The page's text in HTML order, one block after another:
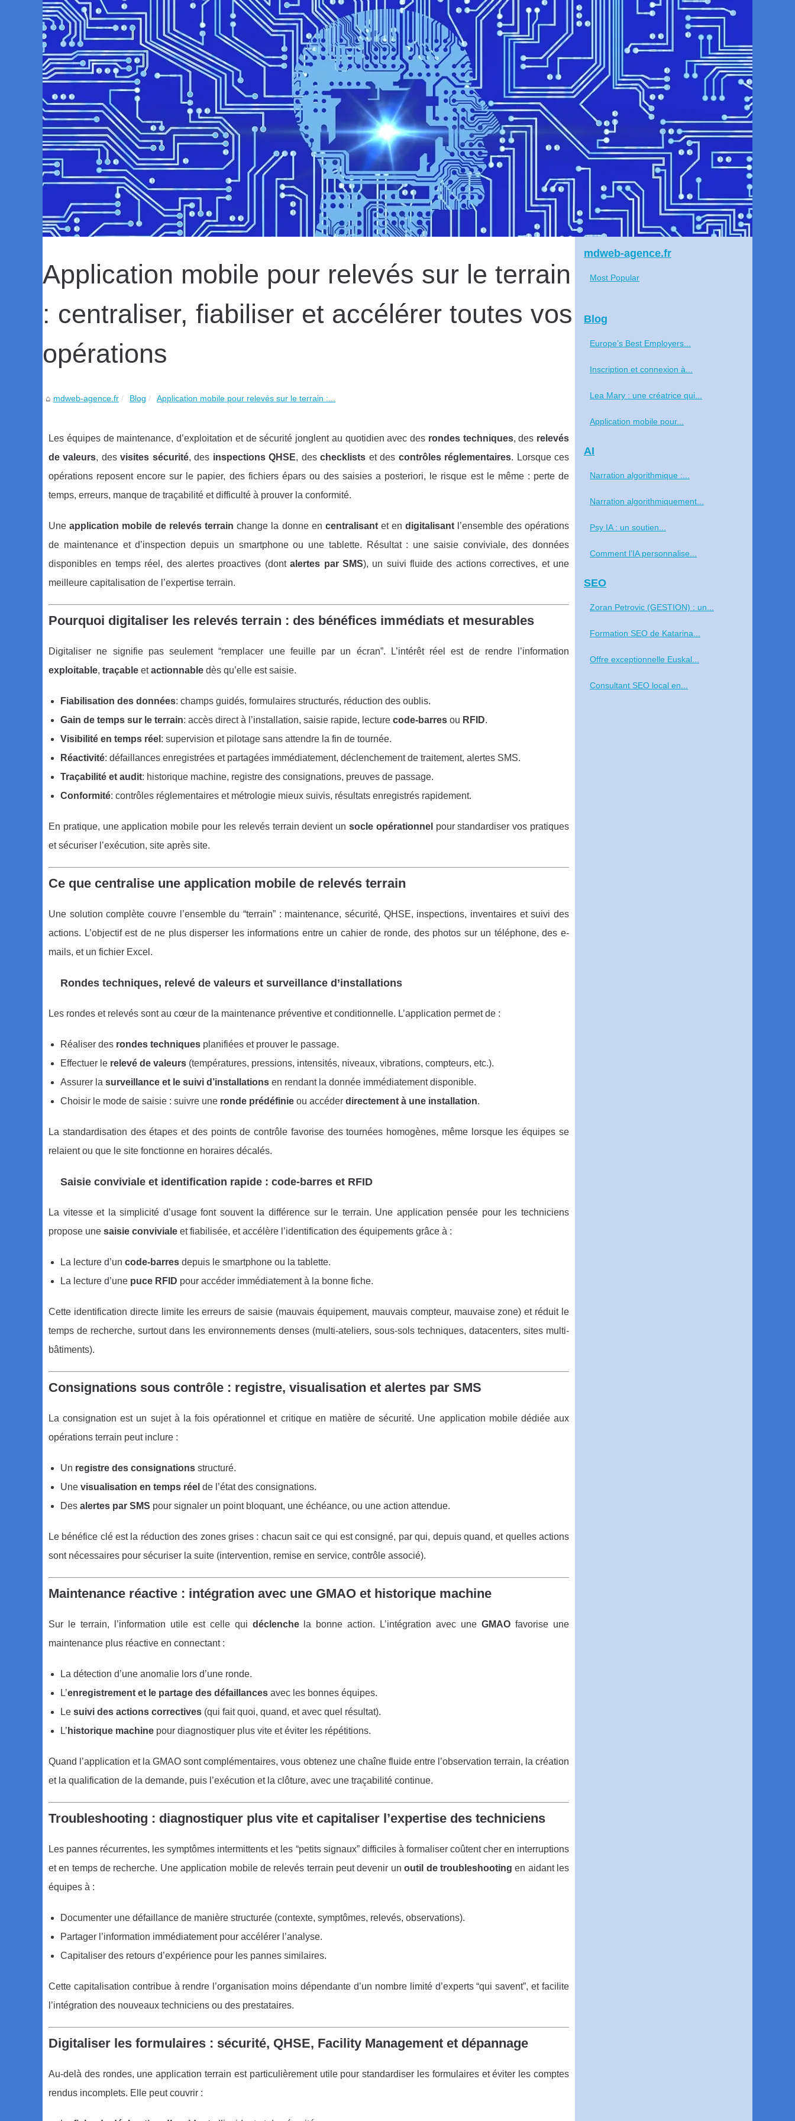
Application mobile pour relevés sur le terrain
: centraliser, fiabiliser et accélérer toutes vos
opérations
mdweb-agence.fr Blog Application mobile pour relevés sur le terrain :...
Les équipes de maintenance, d’exploitation et de sécurité jonglent au quotidien avec des rondes techniques, des relevés
de valeurs, desvisites sécurité, des inspections QHSE, deschecklists et des contrôles réglementaires. Lorsque ces
opérations reposent encore sur le papier, des fichiers épars ou des saisies a posteriori, le risque est le même : perte de
temps, erreurs, manque de traçabilité et difficulté à prouver la conformité.
Uneapplication mobile de relevés terrain change la donne en centralisantet en digitalisantl’ensemble des opérations
de maintenance et d’inspection depuis un smartphone ou une tablette. Résultat : une saisie conviviale, des données
disponibles en temps réel, des alertes proactives (dontalertes par SMS), un suivi fluide des actions correctives, et une
meilleure capitalisation de l’expertise terrain.
Pourquoi digitaliser les relevés terrain : des bénéfices immédiats et mesurables
Digitaliser ne signifie pas seulement “remplacer une feuille par un écran”. L’intérêt réel est de rendre l’information
exploitable, traçable etactionnable dès qu’elle est saisie.
Fiabilisation des données: champs guidés, formulaires structurés, réduction des oublis.
Gain de temps sur le terrain: accès direct à l’installation, saisie rapide, lecture code-barres ou RFID.
Visibilité en temps réel : supervision et pilotage sans attendre la fin de tournée.
Réactivité: défaillances enregistrées et partagées immédiatement, déclenchement de traitement, alertes SMS.
Traçabilité et audit: historique machine, registre des consignations, preuves de passage.
Conformité: contrôles réglementaires et métrologie mieux suivis, résultats enregistrés rapidement.
En pratique, une application mobile pour les relevés terrain devient un socle opérationnel pour standardiser vos pratiques
et sécuriser l’exécution, site après site.
Ce que centralise une application mobile de relevés terrain
Une solution complète couvre l’ensemble du “terrain” : maintenance, sécurité, QHSE, inspections, inventaires et suivi des
actions. L’objectif est de ne plus disperser les informations entre un cahier de ronde, des photos sur un téléphone, des e-
mails, et un fichier Excel.
Rondes techniques, relevé de valeurs et surveillance d’installations
Les rondes et relevés sont au cœur de la maintenance préventive et conditionnelle. L’application permet de :
Réaliser des rondes techniques planifiées et prouver le passage.
Effectuer le relevé de valeurs (températures, pressions, intensités, niveaux, vibrations, compteurs, etc.).
Assurer la surveillance et le suivi d’installations en rendant la donnée immédiatement disponible.
Choisir le mode de saisie : suivre une ronde prédéfinie ou accéder directement à une installation.
La standardisation des étapes et des points de contrôle favorise des tournées homogènes, même lorsque les équipes se
relaient ou que le site fonctionne en horaires décalés.
Saisie conviviale et identification rapide : code-barres et RFID
La vitesse et la simplicité d’usage font souvent la différence sur le terrain. Une application pensée pour les techniciens
propose une saisie conviviale et fiabilisée, et accélère l’identification des équipements grâce à :
La lecture d’un code-barres depuis le smartphone ou la tablette.
La lecture d’une puce RFID pour accéder immédiatement à la bonne fiche.
Cette identification directe limite les erreurs de saisie (mauvais équipement, mauvais compteur, mauvaise zone) et réduit le
temps de recherche, surtout dans les environnements denses (multi-ateliers, sous-sols techniques, datacenters, sites multi-
bâtiments).
Consignations sous contrôle : registre, visualisation et alertes par SMS
La consignation est un sujet à la fois opérationnel et critique en matière de sécurité. Une application mobile dédiée aux
opérations terrain peut inclure :
Un registre des consignations structuré.
Une visualisation en temps réel de l’état des consignations.
Des alertes par SMS pour signaler un point bloquant, une échéance, ou une action attendue.
Le bénéfice clé est la réduction des zones grises : chacun sait ce qui est consigné, par qui, depuis quand, et quelles actions
sont nécessaires pour sécuriser la suite (intervention, remise en service, contrôle associé).
Maintenance réactive : intégration avec une GMAO et historique machine
Sur le terrain, l’information utile est celle qui déclenchela bonne action. L’intégration avec uneGMAO favorise une
maintenance plus réactive en connectant :
La détection d’une anomalie lors d’une ronde.
L’enregistrement et le partage des défaillances avec les bonnes équipes.
Le suivi des actions correctives (qui fait quoi, quand, et avec quel résultat).
L’ historique machine pour diagnostiquer plus vite et éviter les répétitions.
Quand l’application et la GMAO sont complémentaires, vous obtenez une chaîne fluide entre l’observation terrain, la création
et la qualification de la demande, puis l’exécution et la clôture, avec une traçabilité continue.
Troubleshooting : diagnostiquer plus vite et capitaliser l’expertise des techniciens
Les pannes récurrentes, les symptômes intermittents et les “petits signaux” difficiles à formaliser coûtent cher en interruptions
et en temps de recherche. Une application mobile de relevés terrain peut devenir unoutil de troubleshooting en aidant les
équipes à :
Documenter une défaillance de manière structurée (contexte, symptômes, relevés, observations).
Partager l’information immédiatement pour accélérer l’analyse.
Capitaliser des retours d’expérience pour les pannes similaires.
Cette capitalisation contribue à rendre l’organisation moins dépendante d’un nombre limité d’experts “qui savent”, et facilite
l’intégration des nouveaux techniciens ou des prestataires.
Digitaliser les formulaires : sécurité, QHSE, Facility Management et dépannage
Au-delà des rondes, une application terrain est particulièrement utile pour standardiser les formulaires et éviter les comptes
rendus incomplets. Elle peut couvrir :
mdweb-agence.fr
Most Popular
Blog
Europe’s Best Employers...
Inscription et connexion à...
Lea Mary : une créatrice qui...
Application mobile pour...
AI
Narration algorithmique :...
Narration algorithmiquement...
Psy IA : un soutien...
Comment l’IA personnalise...
SEO
Zoran Petrovic (GESTION) : un...
Formation SEO de Katarina...
Offre exceptionnelle Euskal...
Consultant SEO local en...